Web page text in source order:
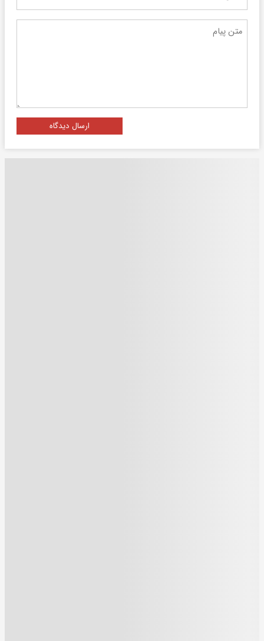
ارسال دیدگاه